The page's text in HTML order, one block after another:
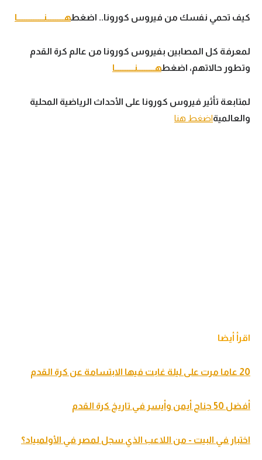
كيف تحمي نفسك من فيروس كورونا.. اضغطهــــــــــنـــــــــــــــا
لمعرفة كل المصابين بفيروس كورونا من عالم كرة القدم
وتطور حالاتهم، اضغطهــــــــــنـــــــــــا
لمتابعة تأثير فيروس كورونا على الأحداث الرياضية المحلية
والعالميةاضغط هنا
اقرأ أيضا
20 عاما مرت على ليلة غابت فيها الابتسامة عن كرة القدم
أفضل 50 جناح أيمن وأيسر في تاريخ كرة القدم
اختبار في البيت - من اللاعب الذي سجل لمصر في الأولمبياد؟